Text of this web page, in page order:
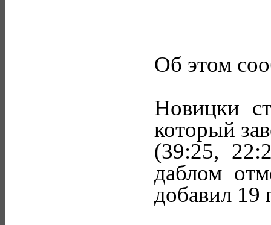
Об этом
Новицки
который
(39:25,
даблом
добавил 19